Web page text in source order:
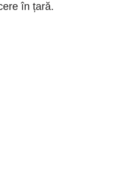
în țară.